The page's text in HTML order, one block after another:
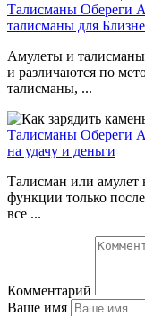
Талисманы Обереги
талисманы для
Амулеты и
и различаются по
талисманы, ...
Талисманы Обереги
на удачу и деньги
Талисман или амулет
функции только
все ...
Комментарий
Ваше имя